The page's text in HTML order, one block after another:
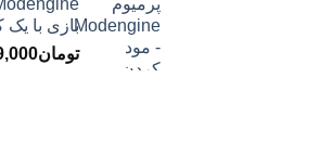
بازی با یک
تومان